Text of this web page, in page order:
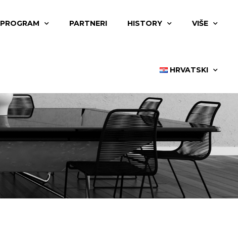
PROGRAM PARTNERI HISTORY VIŠE
HRVATSKI